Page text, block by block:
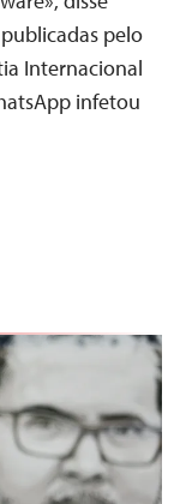
pelo
Internacional
infetou